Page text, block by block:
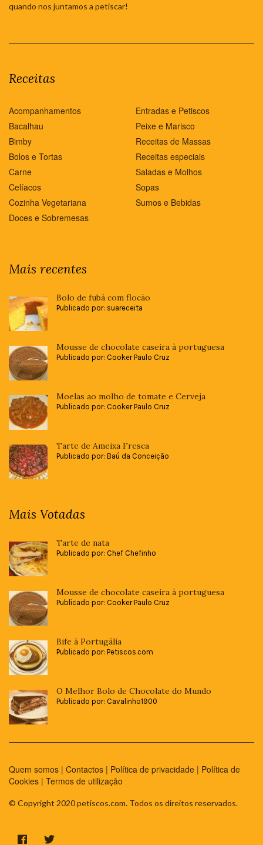
quando nos juntamos a petiscar!
Receitas
Acompanhamentos
Bacalhau
Bimby
Bolos e Tortas
Carne
Celíacos
Cozinha Vegetariana
Doces e Sobremesas
Entradas e Petiscos
Peixe e Marisco
Receitas de Massas
Receitas especiais
Saladas e Molhos
Sopas
Sumos e Bebidas
Mais recentes
Bolo de fubá com flocão
Publicado por: suareceita
Mousse de chocolate caseira à portuguesa
Publicado por: Cooker Paulo Cruz
Moelas ao molho de tomate e Cerveja
Publicado por: Cooker Paulo Cruz
Tarte de Ameixa Fresca
Publicado por: Baú da Conceição
Mais Votadas
Tarte de nata
Publicado por: Chef Chefinho
Mousse de chocolate caseira à portuguesa
Publicado por: Cooker Paulo Cruz
Bife à Portugália
Publicado por: Petiscos.com
O Melhor Bolo de Chocolate do Mundo
Publicado por: Cavalinho1900
Quem somos | Contactos | Política de privacidade | Política de
Cookies | Termos de utilização
© Copyright 2020 petiscos.com. Todos os direitos reservados.